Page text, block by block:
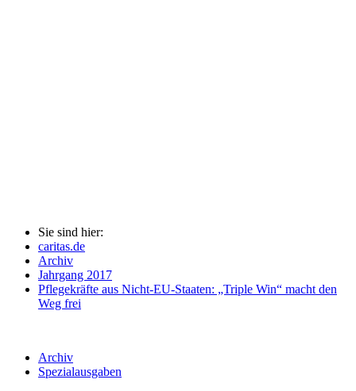
Sie sind hier:
caritas.de
Archiv
Jahrgang 2017
Pflegekräfte aus Nicht-EU-Staaten: „Triple Win“ macht den
Weg frei
Archiv
Spezialausgaben